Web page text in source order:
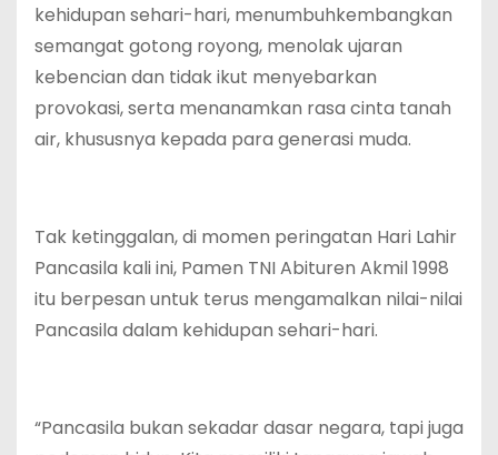
kehidupan sehari-hari, menumbuhkembangkan
semangat gotong royong, menolak ujaran
kebencian dan tidak ikut menyebarkan
provokasi, serta menanamkan rasa cinta tanah
air, khususnya kepada para generasi muda.
Tak ketinggalan, di momen peringatan Hari Lahir
Pancasila kali ini, Pamen TNI Abituren Akmil 1998
itu berpesan untuk terus mengamalkan nilai-nilai
Pancasila dalam kehidupan sehari-hari.
“Pancasila bukan sekadar dasar negara, tapi juga